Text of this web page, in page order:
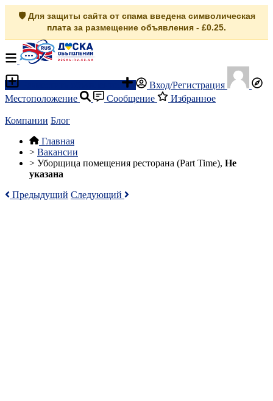
🛡️ Для защиты сайта от спама введена символическая
плата за размещение объявления - £0.25.
Вход/Регистрация
Местоположение
Сообщение Избранное
Компании Блог
Главная
> Вакансии
> Уборщица помещения ресторана (Part Time), Не
указана
Предыдущий Следующий